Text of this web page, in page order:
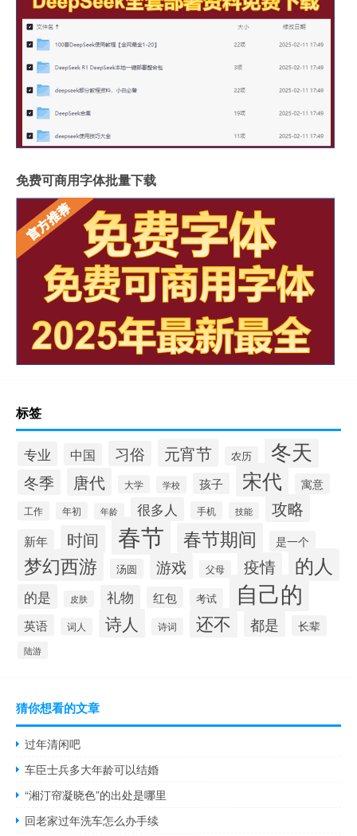
免费可商用字体批量下载
标签
专业 中国 习俗 元宵节 农历 冬天
冬季 唐代 大学 学校 孩子 宋代 寓意
工作 年初 年龄 很多人 手机 技能 攻略
新年 时间 春节 春节期间 是一个
梦幻西游 汤圆 游戏 父母 疫情 的人
的是 皮肤 礼物 红包 考试 自己的
英语 词人 诗人 诗词 还不 都是 长辈
陆游
猜你想看的文章
过年清闲吧
车臣士兵多大年龄可以结婚
“湘汀帘凝晓色”的出处是哪里
回老家过年洗车怎么办手续